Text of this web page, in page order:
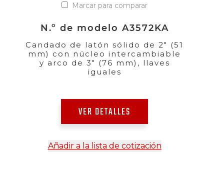
Marcar para comparar
N.º de modelo A3572KA
Candado de latón sólido de 2" (51
mm) con núcleo intercambiable
y arco de 3" (76 mm), llaves
iguales
VER DETALLES
Añadir a la lista de cotización